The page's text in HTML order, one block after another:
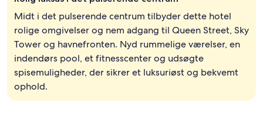
Udendørsområde
Midt i det pulserende centrum tilbyder dette hotel
rolige omgivelser og nem adgang til Queen Street, Sky
Tower og havnefronten. Nyd rummelige værelser, en
indendørs pool, et fitnesscenter og udsøgte
spisemuligheder, der sikrer et luksuriøst og bekvemt
ophold.